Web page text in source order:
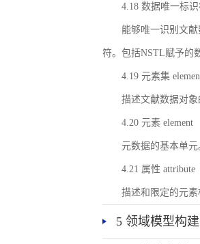
4.18 数据唯一标
能够唯一识别文
符。包括NSTL赋予的
4.19 元素集
描述文献数据对
4.20 元素 element
元数据的基本单元
4.21 属性 attribute
描述和限定的元
5 领域模型构建